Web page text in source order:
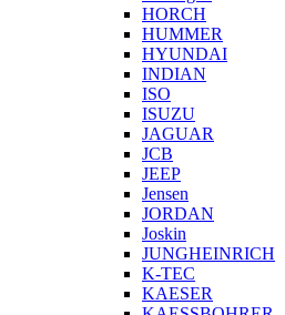
HORCH
HUMMER
HYUNDAI
INDIAN
ISO
ISUZU
JAGUAR
JCB
JEEP
Jensen
JORDAN
Joskin
JUNGHEINRICH
K-TEC
KAESER